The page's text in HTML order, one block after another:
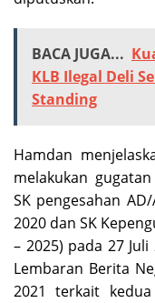
BACA JUGA...
KLB Ilegal Deli
Standing
Hamdan
melakukan
SK pengesahan
2020 dan SK
– 2025) pada 27
Lembaran Berita
2021 terkait